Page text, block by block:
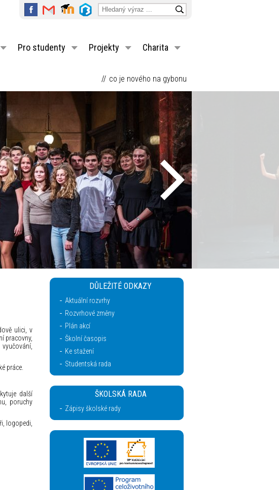
Pro studenty Projekty Charita
co je nového na gybonu
ulici, v
pracovny,
práce.
další
poruchy
logopedi,
DŮLEŽITÉ ODKAZY
Aktuální rozvrhy
Rozvrhové změny
Plán akcí
Školní časopis
Ke stažení
Studentská rada
ŠKOLSKÁ RADA
Zápisy školské rady